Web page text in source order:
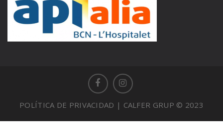
POLÍTICA DE PRIVACIDAD | CALFER GRUP © 2023